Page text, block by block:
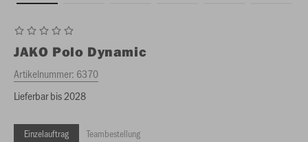
JAKO Polo Dynamic
Artikelnummer: 6370
Lieferbar bis 2028
Einzelauftrag Teambestellung